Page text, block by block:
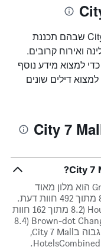
ניתן לגלול מטה אל האזורים ליד City 7 Mall שבהם תכננת
ואירוח קרובים.
למצוא מידע נוסף
דילים שונים
Grand Mercure Ambassador Changwon הוא מלון מאוד
פופולרי ליד City 7 Mall, עם דירוג של 8.0 מתוך 492 חוות דעת.
Hound Hotel Changwon Terminal Branch (8.2 מתוך 162 חוות
דעת) וגם Brown-dot Changwon Myeongseo Convention (8.4
מתוך 24 חוות דעת) גם מלונות עם דירוג גבוה בCity 7 Mall,